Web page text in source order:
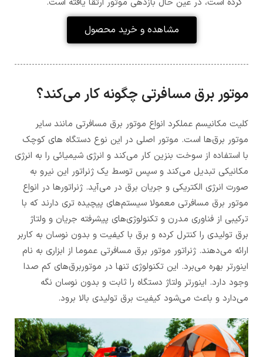
مشاهده و خرید محصول
موتور برق مسافرتی چگونه کار می‌کند؟
کلیت مکانیسم عملکرد انواع موتور برق مسافرتی مانند سایر
موتور برق‌ها است. موتور اصلی در این نوع دستگاه های کوچک
با استفاده از سوخت بنزین کار می‌کند و انرژی شیمیائی را به انرژی
مکانیکی تبدیل می‌کند و سپس توسط یک ژنراتور این نیرو به
صورت انرژی الکتریکی و جریان برق در می‌آید. ژنراتورها در انواع
موتور برق مسافرتی معمولا سیستم‌های پیچیده تری دارند که با
ترکیبی از فناوری مدرن و تکنولوژی‌های پیشرفته جریان و ولتاژ
برق تولیدی را کنترل کرده و برق با کیفیت و بدون نوسان به کاربر
ارائه می‌دهند. ژنراتور موتور برق مسافرتی عموما از ابزاری به نام
اینورتر بهره می‌برد. این تکنولوژی تنها در موتوربرق‌های کم صدا
وجود دارد. اینورتر ولتاژ دستگاه را ثابت و بدون نوسان نگه
می‌دارد و باعث می‌شود کیفیت برق تولیدی بالا برود.